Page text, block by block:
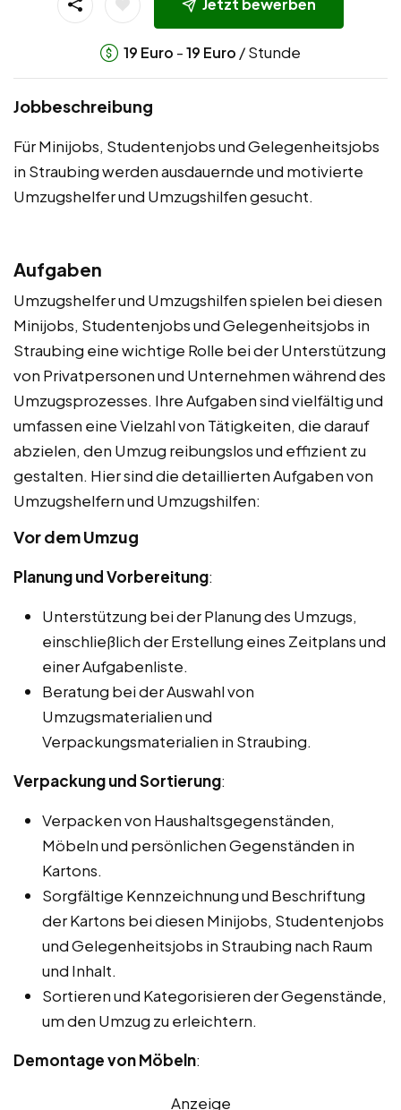
Jetzt bewerben
19 Euro -19 Euro / Stunde
Jobbeschreibung
Für Minijobs, Studentenjobs und Gelegenheitsjobs
in Straubing werden ausdauernde und motivierte
Umzugshelfer und Umzugshilfen gesucht.
Aufgaben
Umzugshelfer und Umzugshilfen spielen bei diesen
Minijobs, Studentenjobs und Gelegenheitsjobs in
Straubing eine wichtige Rolle bei der Unterstützung
von Privatpersonen und Unternehmen während des
Umzugsprozesses. Ihre Aufgaben sind vielfältig und
umfassen eine Vielzahl von Tätigkeiten, die darauf
abzielen, den Umzug reibungslos und effizient zu
gestalten. Hier sind die detaillierten Aufgaben von
Umzugshelfern und Umzugshilfen:
Vor dem Umzug
Planung und Vorbereitung:
Unterstützung bei der Planung des Umzugs,
einschließlich der Erstellung eines Zeitplans und
einer Aufgabenliste.
Beratung bei der Auswahl von
Umzugsmaterialien und
Verpackungsmaterialien in Straubing.
Verpackung und Sortierung:
Verpacken von Haushaltsgegenständen,
Möbeln und persönlichen Gegenständen in
Kartons.
Sorgfältige Kennzeichnung und Beschriftung
der Kartons bei diesen Minijobs, Studentenjobs
und Gelegenheitsjobs in Straubing nach Raum
und Inhalt.
Sortieren und Kategorisieren der Gegenstände,
um den Umzug zu erleichtern.
Demontage von Möbeln:
Anzeige